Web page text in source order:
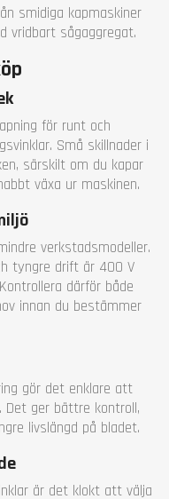
smidiga kapmaskiner
vridbart sågaggregat.
för runt och
Små skillnader i
särskilt om du kapar
växa ur maskinen.
verkstadsmodeller.
tyngre drift är 400 V
därför både
innan du bestämmer
gör det enklare att
ger bättre kontroll,
livslängd på bladet.
är det klokt att välja